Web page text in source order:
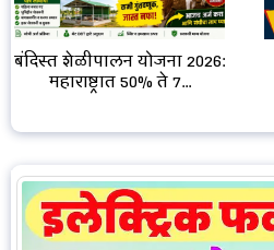
बंदिस्त शेळीपालन योजना 2026:
महाराष्ट्रात 50% ते 7...